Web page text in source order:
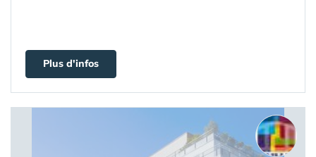
Plus d'infos